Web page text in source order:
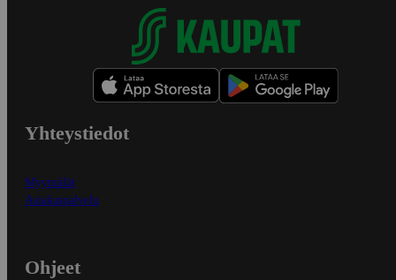
Yhteystiedot
Myymälät
Asiakaspalvelu
Ohjeet